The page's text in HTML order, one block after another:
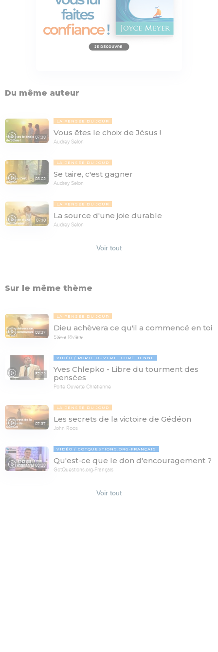
Du même auteur
07:38
LA PENSÉE DU JOUR
Vous êtes le choix de Jésus !
Audrey Selon
08:02
LA PENSÉE DU JOUR
Se taire, c'est gagner
Audrey Selon
07:10
LA PENSÉE DU JOUR
La source d'une joie durable
Audrey Selon
Voir tout
Sur le même thème
08:37
LA PENSÉE DU JOUR
Dieu achèvera ce qu'il a commencé en toi
Stève Rivière
57:22
VIDÉO PORTE OUVERTE CHRÉTIENNE
Yves Chlepko - Libre du tourment des
pensées
Porte Ouverte Chrétienne
07:37
LA PENSÉE DU JOUR
Les secrets de la victoire de Gédéon
John Roos
03:28
VIDÉO GOTQUESTIONS.ORG-FRANÇAIS
Qu'est-ce que le don d'encouragement ?
GotQuestions.org-Français
Voir tout